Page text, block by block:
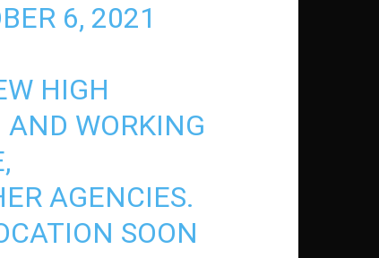
6, 2021
HIGH
WORKING
AGENCIES.
SOON